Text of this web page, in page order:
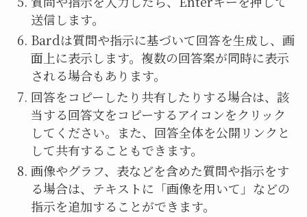
送信します。
Bardは質問や指示に基づいて回答を生成し、画
面上に表示します。複数の回答案が同時に表示
される場合もあります。
回答をコピーしたり共有したりする場合は、該
当する回答文をコピーするアイコンをクリック
してください。また、回答全体を公開リンクと
して共有することもできます。
画像やグラフ、表などを含めた質問や指示をす
る場合は、テキストに「画像を用いて」などの
指示を追加することができます。